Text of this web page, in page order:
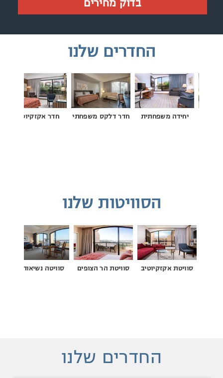
בדוק מחירים
החדרים שלנו
יחידה משפחתית חדר דלקס משפחתי חדר אקזקיוטיב
הסוויטות שלנו
סוויטת אקזקיוטיב סוויטת הר הצופים סוויטה נשיאותית
החדרים שלנו